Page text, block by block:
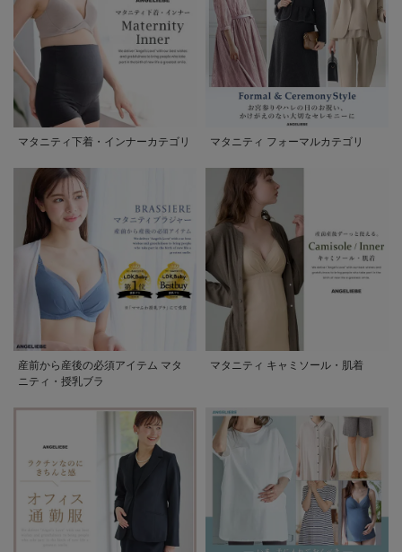
マタニティ下着・インナーカテゴリ マタニティ フォーマルカテゴリ
産前から産後の必須アイテム マタ
ニティ・授乳ブラ
マタニティ キャミソール・肌着